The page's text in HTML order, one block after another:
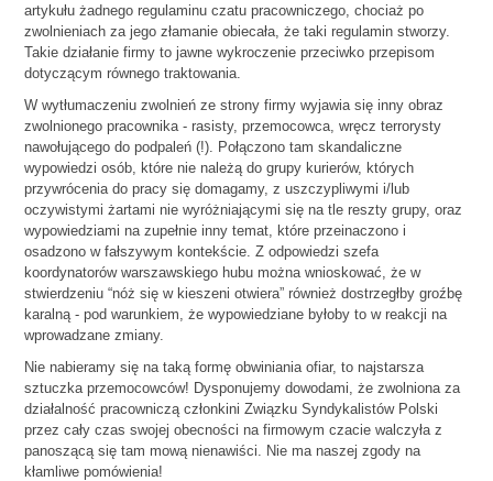
artykułu żadnego regulaminu czatu pracowniczego, chociaż po
zwolnieniach za jego złamanie obiecała, że taki regulamin stworzy.
Takie działanie firmy to jawne wykroczenie przeciwko przepisom
dotyczącym równego traktowania.
W wytłumaczeniu zwolnień ze strony firmy wyjawia się inny obraz
zwolnionego pracownika - rasisty, przemocowca, wręcz terrorysty
nawołującego do podpaleń (!). Połączono tam skandaliczne
wypowiedzi osób, które nie należą do grupy kurierów, których
przywrócenia do pracy się domagamy, z uszczypliwymi i/lub
oczywistymi żartami nie wyróżniającymi się na tle reszty grupy, oraz
wypowiedziami na zupełnie inny temat, które przeinaczono i
osadzono w fałszywym kontekście. Z odpowiedzi szefa
koordynatorów warszawskiego hubu można wnioskować, że w
stwierdzeniu “nóż się w kieszeni otwiera” również dostrzegłby groźbę
karalną - pod warunkiem, że wypowiedziane byłoby to w reakcji na
wprowadzane zmiany.
Nie nabieramy się na taką formę obwiniania ofiar, to najstarsza
sztuczka przemocowców! Dysponujemy dowodami, że zwolniona za
działalność pracowniczą członkini Związku Syndykalistów Polski
przez cały czas swojej obecności na firmowym czacie walczyła z
panoszącą się tam mową nienawiści. Nie ma naszej zgody na
kłamliwe pomówienia!